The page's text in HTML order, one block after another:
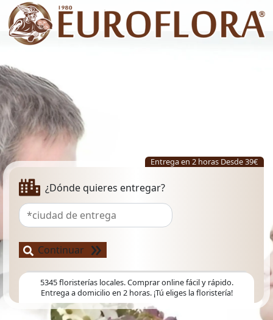
Enviar flores a domicilio en Túnez en
Entrega en 2 horas Desde 39€
¿Dónde quieres entregar?
¿Dónde quieres entregar?
Continuar
5345 floristerías locales. Comprar online fácil y rápido.
Entrega a domicilio en 2 horas. ¡Tú eliges la floristería!